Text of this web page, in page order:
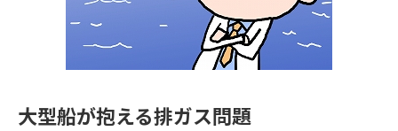
留学・進学関連、塾・予備校
大学入学共通テスト「受験案
内」の請求
配慮案内」の請求
高等学校卒業程度認定試験
幼稚園教員資格認定試験 小学校教員資格認定試験
大型船が抱える排ガス問題